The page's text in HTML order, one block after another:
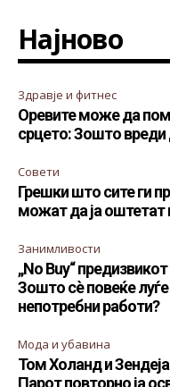
Најново
Здравје и фитнес
Оревите може да
срцето: Зошто вреди
Совети
Грешки што сите ги
можат да ја
Занимливости
„No Buy“
Зошто сè повеќе
непотребни работи?
Мода и убавина
Том Холанд и
Парот повторно ја